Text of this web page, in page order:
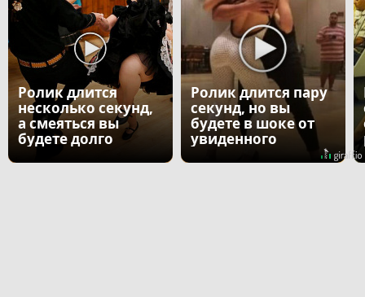
Ролик длится
несколько секунд,
а смеяться вы
будете долго
Ролик длится пару
секунд, но вы
будете в шоке от
увиденного